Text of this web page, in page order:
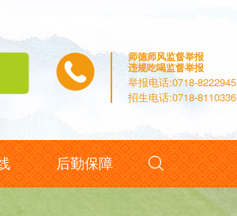
师德师风监督举报
违规吃喝监督举报
举报电话:0718-8222945
招生电话:0718-8110336
后勤保障 